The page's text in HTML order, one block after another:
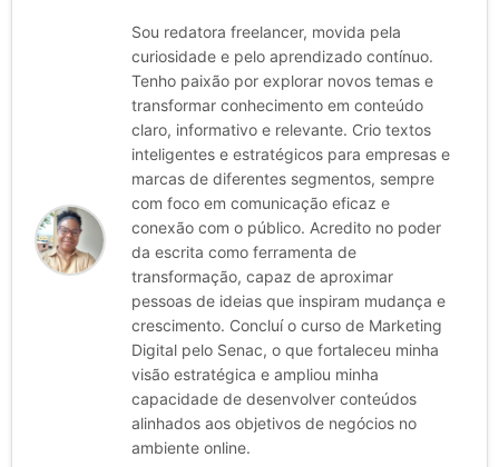
Sou redatora freelancer, movida pela
curiosidade e pelo aprendizado contínuo.
Tenho paixão por explorar novos temas e
transformar conhecimento em conteúdo
claro, informativo e relevante. Crio textos
inteligentes e estratégicos para empresas e
marcas de diferentes segmentos, sempre
com foco em comunicação eficaz e
conexão com o público. Acredito no poder
da escrita como ferramenta de
transformação, capaz de aproximar
pessoas de ideias que inspiram mudança e
crescimento. Concluí o curso de Marketing
Digital pelo Senac, o que fortaleceu minha
visão estratégica e ampliou minha
capacidade de desenvolver conteúdos
alinhados aos objetivos de negócios no
ambiente online.